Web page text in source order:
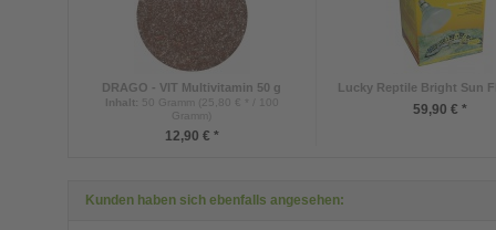
DRAGO - VIT Multivitamin 50 g
Inhalt: 50 Gramm (25,80 € * / 100
Gramm)
12,90 € *
Lucky Reptile Bright Sun
59,90 € *
Kunden haben sich ebenfalls angesehen: